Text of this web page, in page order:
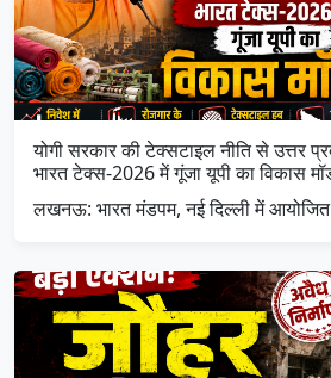
योगी सरकार की टेक्सटाइल नीति से उत्तर
भारत टेक्स-2026 में गूंजा यूपी का विकास
लखनऊ: भारत मंडपम, नई दिल्ली में